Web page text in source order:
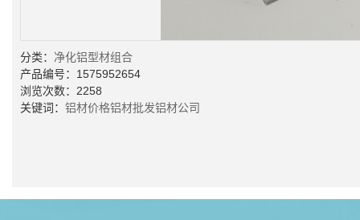
分类： 净化铝型材组合
产品编号：1575952654
浏览次数：2258
关键词： 铝材价格铝材批发铝材公司